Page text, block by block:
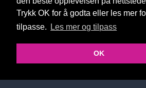
Trykk OK for å godta eller les mer
tilpasse.
Les mer og tilpass
OK